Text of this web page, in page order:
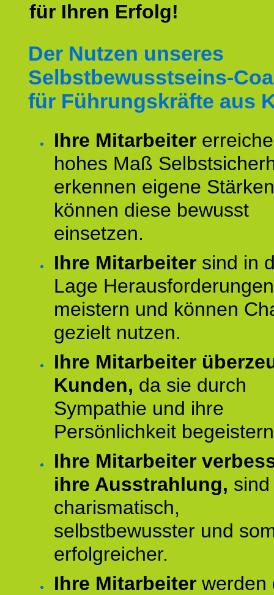
für Ihren Erfolg!
Der Nutzen unseres
Selbstbewusstseins-
für Führungskräfte aus
Ihre Mitarbeiter
hohes Maß
erkennen eigene
können diese bewusst
einsetzen.
Ihre Mitarbeiter sind in
Lage
meistern und können
gezielt nutzen.
Ihre Mitarbeiter
Kunden, da sie durch
Sympathie und ihre
Persönlichkeit
Ihre Mitarbeiter
ihre Ausstrahlung, sind
charismatisch,
selbstbewusster und
erfolgreicher.
Ihre Mitarbeiter werden